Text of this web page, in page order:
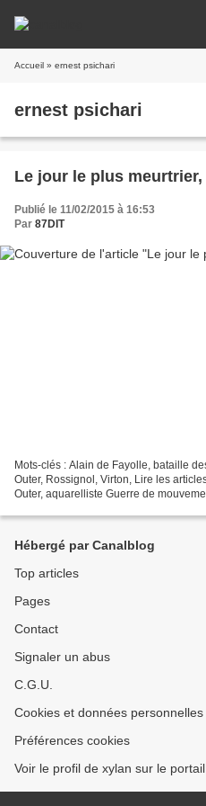
Accueil » ernest psichari
ernest psichari
Le jour le plus meurtrier,
Publié le 11/02/2015 à 16:53
Par 87DIT
Mots-clés : Alain de Fayolle, bataille
Outer, Rossignol, Virton, Lire les
Outer, aquarelliste Guerre de
Hébergé par Canalblog
Top articles
Pages
Contact
Signaler un abus
C.G.U.
Cookies et données personnelles
Préférences cookies
Voir le profil de xylan sur le